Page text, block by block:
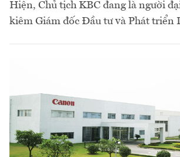
Hiện, Chủ tịch KBC đang là người
kiêm Giám đốc Đầu tư và Phát triển